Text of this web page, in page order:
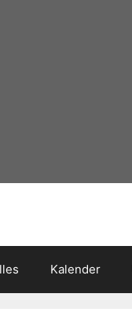
Kalender